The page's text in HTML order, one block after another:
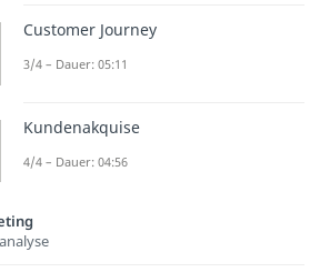
Customer Journey
3/4 – Dauer: 05:11
Kundenakquise
4/4 – Dauer: 04:56